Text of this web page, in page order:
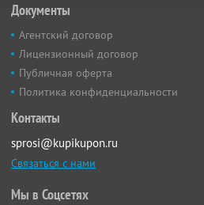
Документы
Агентский договор
Лицензионный договор
Публичная оферта
Политика конфиденциальности
Контакты
sprosi@kupikupon.ru
Связаться с нами
Мы в Соцсетях